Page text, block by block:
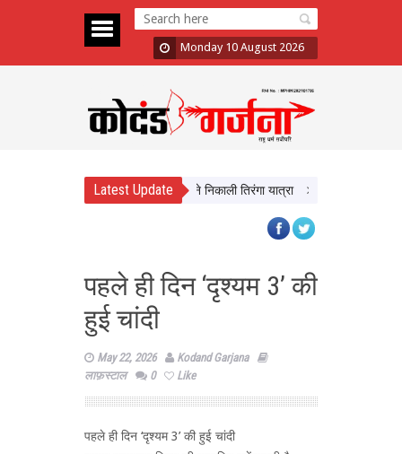
Monday 10 August 2026
Latest Update
अभियान का आगाज, CM Yadav ने निकाली तिरंगा यात्रा भद्रा के साये में सावन
पहले ही दिन ‘दृश्यम 3’ की
हुई चांदी
May 22, 2026
Kodand Garjana
लाफ़स्टाल
0 Like
पहले ही दिन ‘दृश्यम 3’ की हुई चांदी